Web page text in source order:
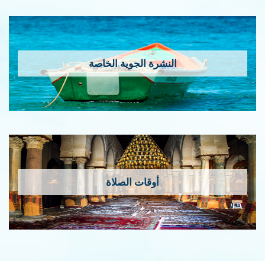
النشرة الجوية الخاصة
أوقات الصلاة